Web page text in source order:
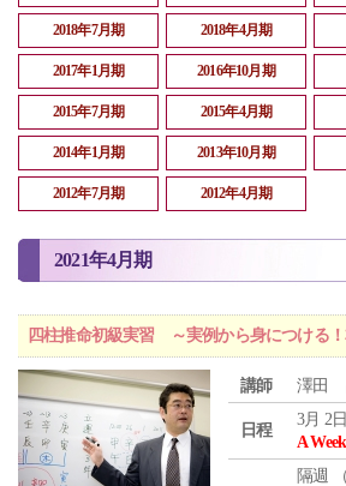
2018年7月期 2018年4月期
2017年1月期 2016年10月期
2015年7月期 2015年4月期
2014年1月期 2013年10月期
2012年7月期 2012年4月期
2021年4月期
四柱推命初級実習 ～実例から身につける
講師 澤田
日程
3月 2
A Week
隔週 （